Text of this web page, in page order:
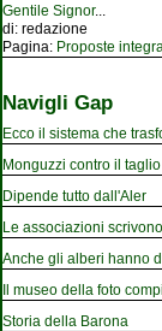
Gentile Signor...
di: redazione
Pagina: Proposte
Navigli Gap
Ecco il sistema che
Monguzzi contro il
Dipende tutto dall'Aler
Le associazioni
Anche gli alberi hanno
Il museo della foto
Storia della Barona